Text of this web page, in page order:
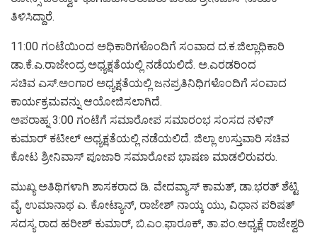
ತಿಳಿಸಿದ್ದಾರೆ.
11:00 ಗಂಟೆಯಿಂದ ಅಧಿಕಾರಿಗಳೊಂದಿಗೆ ಸಂವಾದ ದ.ಕ.ಜಿಲ್ಲಾಧಿಕಾರಿ
ಡಾ.ಕೆ.ಎ.ರಾಜೇಂದ್ರ ಅಧ್ಯಕ್ಷತೆಯಲ್ಲಿ ನಡೆಯಲಿದೆ. ಅ.ಎರಡರಿಂದ
ಸಚಿವ ಎಸ್.ಅಂಗಾರ ಅಧ್ಯಕ್ಷತೆಯಲ್ಲಿ ಜನಪ್ರತಿನಿಧಿಗಳೊಂದಿಗೆ ಸಂವಾದ
ಕಾರ್ಯಕ್ರಮವನ್ನು ಆಯೋಜಿಸಲಾಗಿದೆ.
ಅಪರಾಹ್ನ 3:00 ಗಂಟೆಗೆ ಸಮಾರೋಪ ಸಮಾರಂಭ ಸಂಸದ ನಳಿನ್
ಕುಮಾರ್ ಕಟೀಲ್ ಅಧ್ಯಕ್ಷತೆಯಲ್ಲಿ ನಡೆಯಲಿದೆ. ಜಿಲ್ಲಾ ಉಸ್ತುವಾರಿ ಸಚಿವ
ಕೋಟ ಶ್ರೀನಿವಾಸ್ ಪೂಜಾರಿ ಸಮಾರೋಪ ಭಾಷಣ ಮಾಡಲಿರುವರು.
ಮುಖ್ಯ ಅತಿಥಿಗಳಾಗಿ ಶಾಸಕರಾದ ಡಿ. ವೇದವ್ಯಾಸ್ ಕಾಮತ್, ಡಾ.ಭರತ್ ಶೆಟ್ಟಿ
ವೈ, ಉಮಾನಾಥ ಎ. ಕೋಟ್ಯಾನ್, ರಾಜೇಶ್ ನಾಯ್ಕ ಯು, ವಿಧಾನ ಪರಿಷತ್
ಸದಸ್ಯ ರಾದ ಹರೀಶ್ ಕುಮಾರ್, ಬಿ.ಎಂ.ಫಾರೂಕ್, ತಾ.ಪಂ.ಅಧ್ಯಕ್ಷೆ ರಾಜೇಶ್ವರಿ